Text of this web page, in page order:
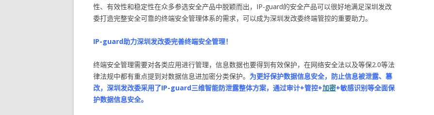
性、有效性和稳定性在众多参选安全产品中脱颖而出，IP-guard的安全产品可以很好地满足深圳发改
委打造完整安全可靠的终端安全管理体系的需求，可以成为深圳发改委终端管控的重要助力。
IP-guard助力深圳发改委完善终端安全管理！
终端安全管理需要对各类应用进行管理，信息数据也要得到有效保护，在网络安全法以及等保2.0等法
律法规中都有重点提到对数据信息进加密分类保护。 为更好保护数据信息安全，防止信息被泄露、篡
改，深圳发改委采用了IP-guard三维智能防泄露整体方案，通过审计+管控+加密+敏感识别等全面保
护数据信息安全。